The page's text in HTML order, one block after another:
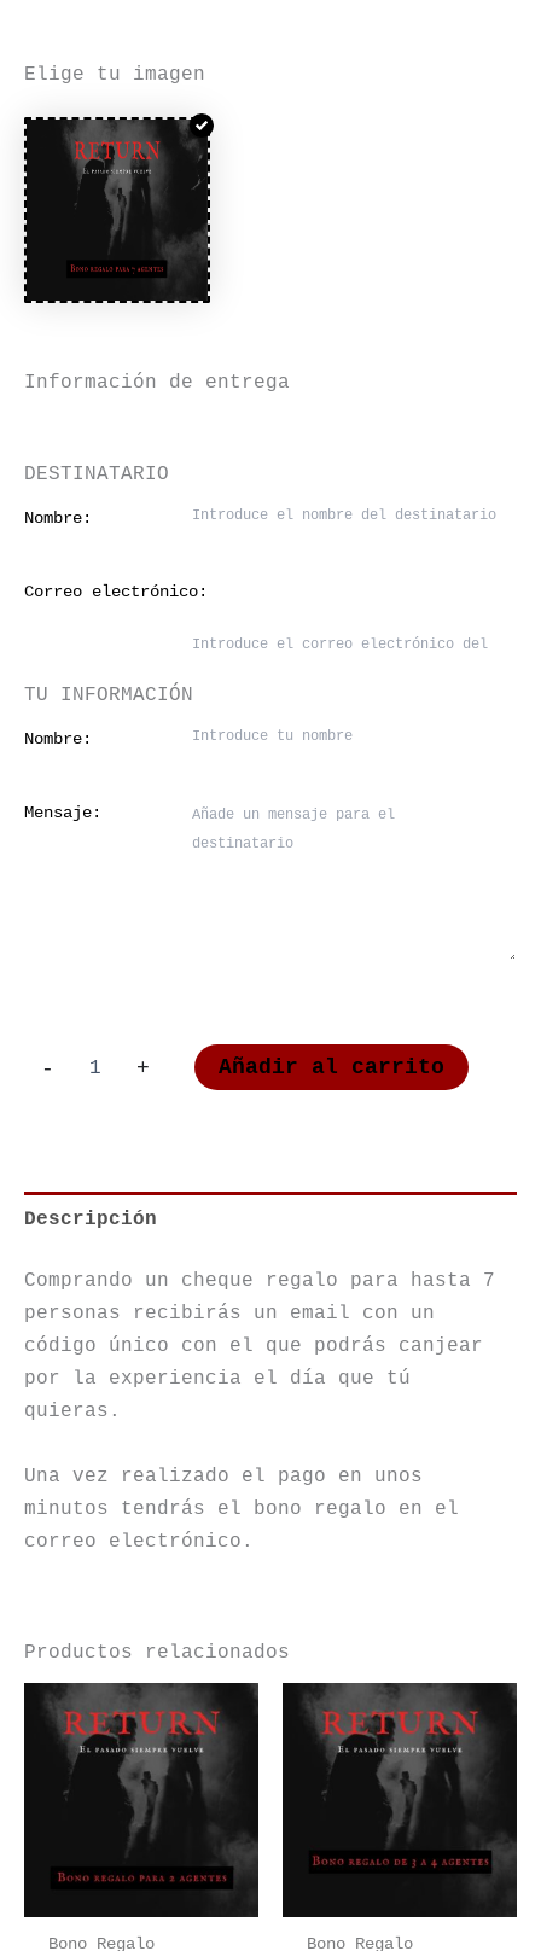
Elige tu imagen
Información de entrega
DESTINATARIO
Nombre:
Correo electrónico:
TU INFORMACIÓN
Nombre:
Mensaje:
-
cantidad
+ Añadir al carrito
Descripción
Comprando un cheque regalo para hasta 7
personas recibirás un email con un
código único con el que podrás canjear
por la experiencia el día que tú
quieras.
Una vez realizado el pago en unos
minutos tendrás el bono regalo en el
correo electrónico.
Productos relacionados
Bono Regalo Bono Regalo